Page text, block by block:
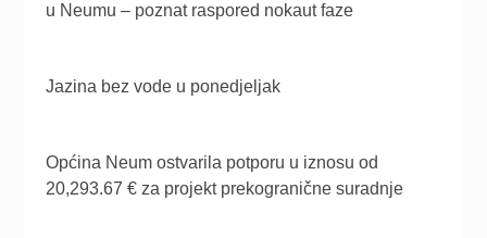
u Neumu – poznat raspored nokaut faze
Jazina bez vode u ponedjeljak
Općina Neum ostvarila potporu u iznosu od
20,293.67 € za projekt prekogranične suradnje